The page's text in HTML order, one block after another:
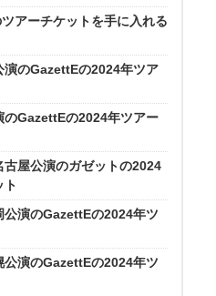
アーチケットを手に入れる
演のGazettEの2024年ツア
のGazettEの2024年ツアー
屋公演のガゼットの2024
ト
公演のGazettEの2024年ツ
公演のGazettEの2024年ツ